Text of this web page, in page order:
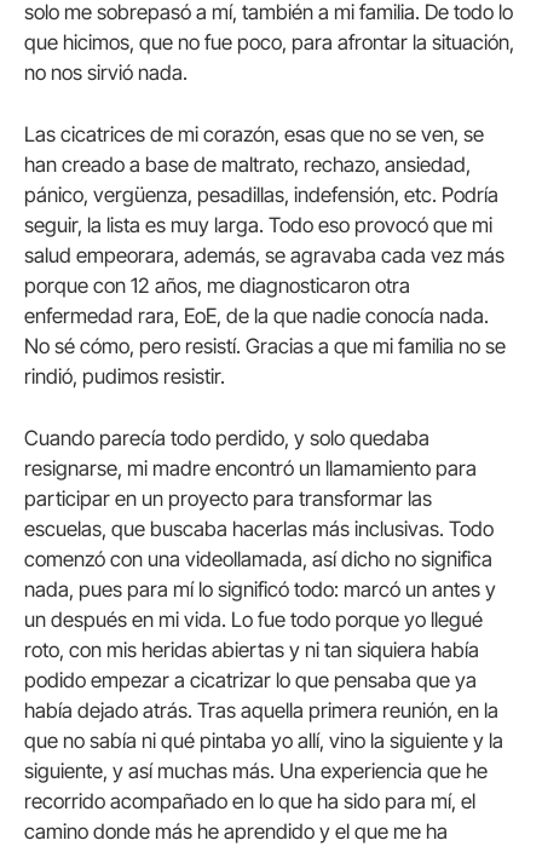
solo me sobrepasó a mí, también a mi familia. De todo lo
que hicimos, que no fue poco, para afrontar la situación,
no nos sirvió nada.
Las cicatrices de mi corazón, esas que no se ven, se
han creado a base de maltrato, rechazo, ansiedad,
pánico, vergüenza, pesadillas, indefensión, etc. Podría
seguir, la lista es muy larga. Todo eso provocó que mi
salud empeorara, además, se agravaba cada vez más
porque con 12 años, me diagnosticaron otra
enfermedad rara, EoE, de la que nadie conocía nada.
No sé cómo, pero resistí. Gracias a que mi familia no se
rindió, pudimos resistir.
Cuando parecía todo perdido, y solo quedaba
resignarse, mi madre encontró un llamamiento para
participar en un proyecto para transformar las
escuelas, que buscaba hacerlas más inclusivas. Todo
comenzó con una videollamada, así dicho no significa
nada, pues para mí lo significó todo: marcó un antes y
un después en mi vida. Lo fue todo porque yo llegué
roto, con mis heridas abiertas y ni tan siquiera había
podido empezar a cicatrizar lo que pensaba que ya
había dejado atrás. Tras aquella primera reunión, en la
que no sabía ni qué pintaba yo allí, vino la siguiente y la
siguiente, y así muchas más. Una experiencia que he
recorrido acompañado en lo que ha sido para mí, el
camino donde más he aprendido y el que me ha